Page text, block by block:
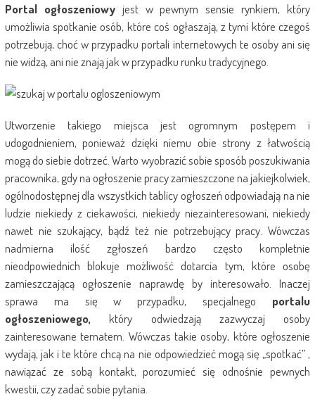
Portal ogłoszeniowyjest w pewnym sensie rynkiem, który
umożliwia spotkanie osób, które coś ogłaszają, z tymi które czegoś
potrzebują, choć w przypadku portali internetowych te osoby ani się
nie widzą, ani nie znają jak w przypadku runku tradycyjnego.
Utworzenie takiego miejsca jest ogromnym postępem i
udogodnieniem, ponieważ dzięki niemu obie strony z łatwością
mogą do siebie dotrzeć. Warto wyobrazić sobie sposób poszukiwania
pracownika, gdy na ogłoszenie pracy zamieszczone na jakiejkolwiek,
ogólnodostępnej dla wszystkich tablicy ogłoszeń odpowiadają na nie
ludzie niekiedy z ciekawości, niekiedy niezainteresowani, niekiedy
nawet nie szukający, bądź też nie potrzebujący pracy. Wówczas
nadmierna ilość zgłoszeń bardzo często kompletnie
nieodpowiednich blokuje możliwość dotarcia tym, które osobę
zamieszczającą ogłoszenie naprawdę by interesowało. Inaczej
sprawa ma się w przypadku, specjalnego portalu
ogłoszeniowego,który odwiedzają zazwyczaj osoby
zainteresowane tematem. Wówczas takie osoby, które ogłoszenie
wydają, jak i te które chcą na nie odpowiedzieć mogą się „spotkać” ,
nawiązać ze sobą kontakt, porozumieć się odnośnie pewnych
kwestii, czy zadać sobie pytania.